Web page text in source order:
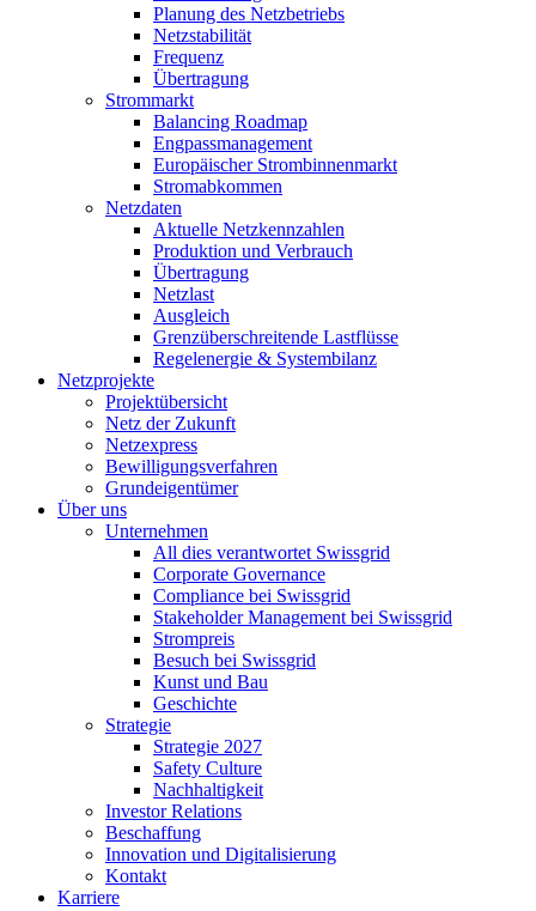
Planung des Netzbetriebs
Netzstabilität
Frequenz
Übertragung
Strommarkt
Balancing Roadmap
Engpassmanagement
Europäischer Strombinnenmarkt
Stromabkommen
Netzdaten
Aktuelle Netzkennzahlen
Produktion und Verbrauch
Übertragung
Netzlast
Ausgleich
Grenzüberschreitende Lastflüsse
Regelenergie & Systembilanz
Netzprojekte
Projektübersicht
Netz der Zukunft
Netzexpress
Bewilligungsverfahren
Grundeigentümer
Über uns
Unternehmen
All dies verantwortet Swissgrid
Corporate Governance
Compliance bei Swissgrid
Stakeholder Management bei Swissgrid
Strompreis
Besuch bei Swissgrid
Kunst und Bau
Geschichte
Strategie
Strategie 2027
Safety Culture
Nachhaltigkeit
Investor Relations
Beschaffung
Innovation und Digitalisierung
Kontakt
Karriere